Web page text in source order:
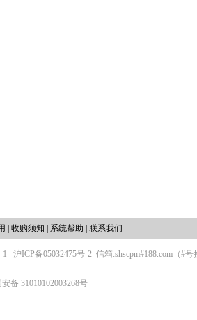
收购须知 系统帮助 联系我们
1 沪ICP备05032475号-2 信箱:shscpm#188.com（#号
备 31010102003268号